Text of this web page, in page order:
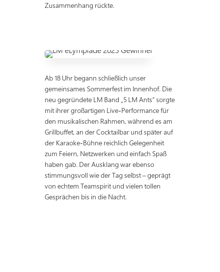
Zusammenhang rückte.
Ab 18 Uhr begann schließlich unser
gemeinsames Sommerfest im Innenhof. Die
neu gegründete LM Band „5 LM Ants“ sorgte
mit ihrer großartigen Live-Performance für
den musikalischen Rahmen, während es am
Grillbuffet, an der Cocktailbar und später auf
der Karaoke-Bühne reichlich Gelegenheit
zum Feiern, Netzwerken und einfach Spaß
haben gab. Der Ausklang war ebenso
stimmungsvoll wie der Tag selbst – geprägt
von echtem Teamspirit und vielen tollen
Gesprächen bis in die Nacht.